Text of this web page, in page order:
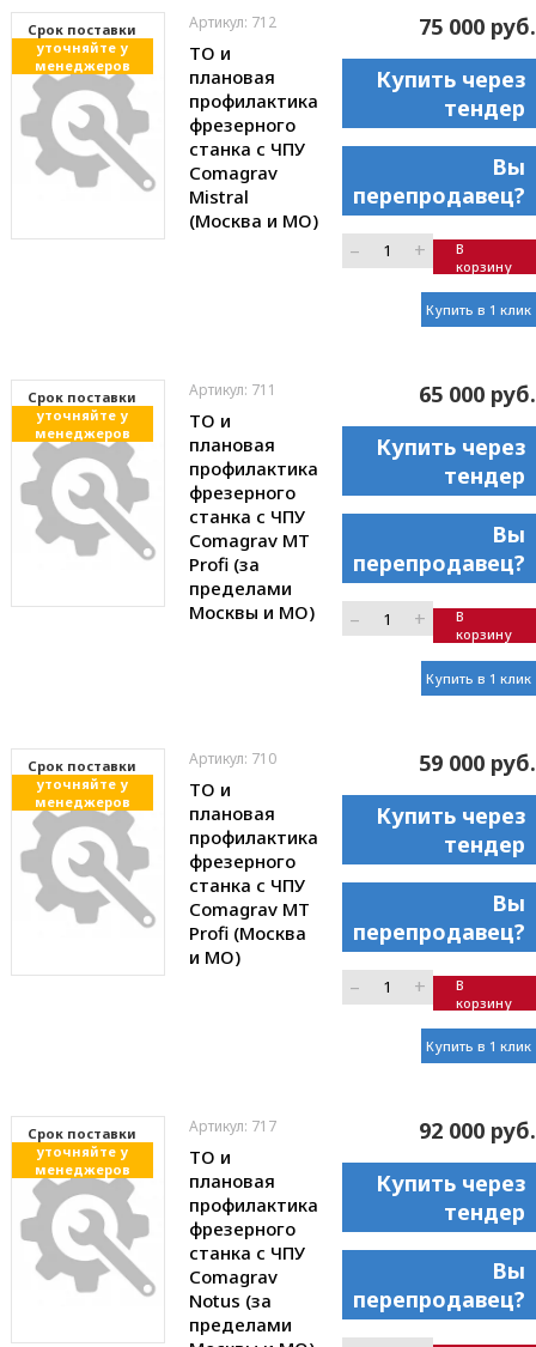
Cрок поставки
уточняйте у
менеджеров
Артикул: 712
ТО и
плановая
профилактика
фрезерного
станка с ЧПУ
Comagrav
Mistral
(Москва и МО)
75 000 руб.
Купить через
тендер
Вы
перепродавец?
– +
В
корзину
Купить в 1 клик
Cрок поставки
уточняйте у
менеджеров
Артикул: 711
ТО и
плановая
профилактика
фрезерного
станка с ЧПУ
Comagrav MT
Profi (за
пределами
Москвы и МО)
65 000 руб.
Купить через
тендер
Вы
перепродавец?
– +
В
корзину
Купить в 1 клик
Cрок поставки
уточняйте у
менеджеров
Артикул: 710
ТО и
плановая
профилактика
фрезерного
станка с ЧПУ
Comagrav MT
Profi (Москва
и МО)
59 000 руб.
Купить через
тендер
Вы
перепродавец?
– +
В
корзину
Купить в 1 клик
Cрок поставки
уточняйте у
менеджеров
Артикул: 717
ТО и
плановая
профилактика
фрезерного
станка с ЧПУ
Comagrav
Notus (за
пределами
92 000 руб.
Купить через
тендер
Вы
перепродавец?